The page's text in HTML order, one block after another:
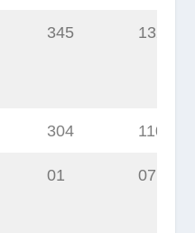
345 1321
304 1100
01 07